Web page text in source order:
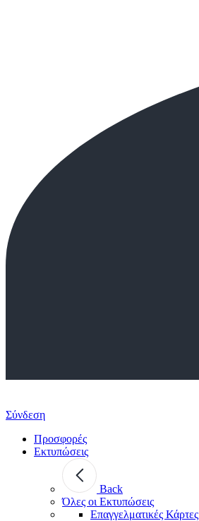
Σύνδεση
Προσφορές
Εκτυπώσεις
Back
Όλες οι Εκτυπώσεις
Επαγγελματικές Κάρτες